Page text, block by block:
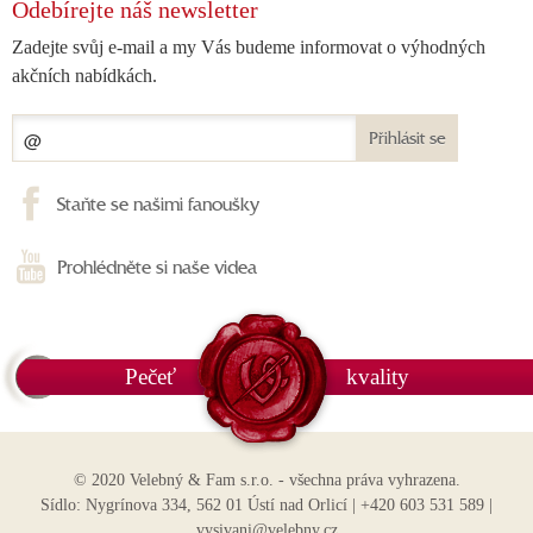
Odebírejte náš newsletter
Zadejte svůj e-mail a my Vás budeme informovat o výhodných
akčních nabídkách.
Přihlásit se
Staňte se našimi fanoušky
Prohlédněte si naše videa
Pečeť kvality
© 2020 Velebný & Fam s.r.o. - všechna práva vyhrazena.
Sídlo: Nygrínova 334, 562 01 Ústí nad Orlicí | +420 603 531 589 |